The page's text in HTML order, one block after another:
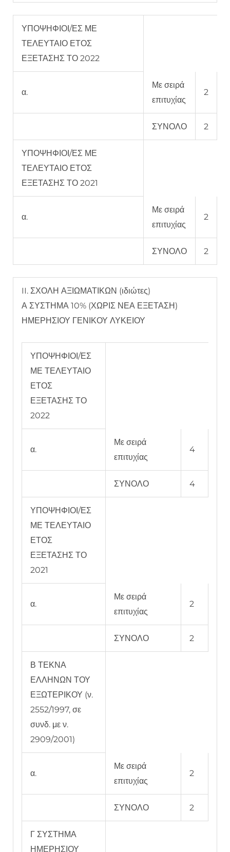
ΥΠΟΨΗΦΙΟΙ/ΕΣ ΜΕ
ΤΕΛΕΥΤΑΙΟ ΕΤΟΣ
ΕΞΕΤΑΣΗΣ ΤΟ 2022
α.
Με σειρά
επιτυχίας
2
ΣΥΝΟΛΟ 2
ΥΠΟΨΗΦΙΟΙ/ΕΣ ΜΕ
ΤΕΛΕΥΤΑΙΟ ΕΤΟΣ
ΕΞΕΤΑΣΗΣ ΤΟ 2021
α.
Με σειρά
επιτυχίας
2
ΣΥΝΟΛΟ 2
II. ΣΧΟΛΗ ΑΞΙΩΜΑΤΙΚΩΝ (ιδιώτες)
Α ΣΥΣΤΗΜΑ 10% (ΧΩΡΙΣ ΝΕΑ ΕΞΕΤΑΣΗ)
ΗΜΕΡΗΣΙΟΥ ΓΕΝΙΚΟΥ ΛΥΚΕΙΟΥ
ΥΠΟΨΗΦΙΟΙ/ΕΣ
ΜΕ ΤΕΛΕΥΤΑΙΟ
ΕΤΟΣ
ΕΞΕΤΑΣΗΣ ΤΟ
2022
α.
Με σειρά
επιτυχίας
4
ΣΥΝΟΛΟ 4
ΥΠΟΨΗΦΙΟΙ/ΕΣ
ΜΕ ΤΕΛΕΥΤΑΙΟ
ΕΤΟΣ
ΕΞΕΤΑΣΗΣ ΤΟ
2021
α.
Με σειρά
επιτυχίας
2
ΣΥΝΟΛΟ 2
Β ΤΕΚΝΑ
ΕΛΛΗΝΩΝ ΤΟΥ
ΕΞΩΤΕΡΙΚΟΥ (ν.
2552/1997, σε
συνδ. με ν.
2909/2001)
α.
Με σειρά
επιτυχίας
2
ΣΥΝΟΛΟ 2
Γ ΣΥΣΤΗΜΑ
ΗΜΕΡΗΣΙΟΥ